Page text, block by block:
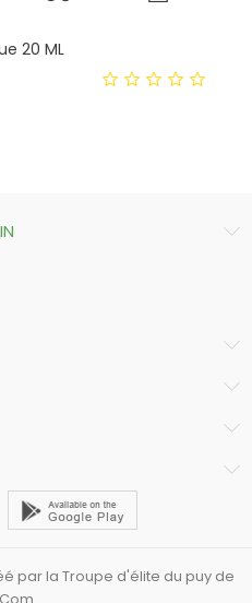
20 ML
par la Troupe d'élite du puy de